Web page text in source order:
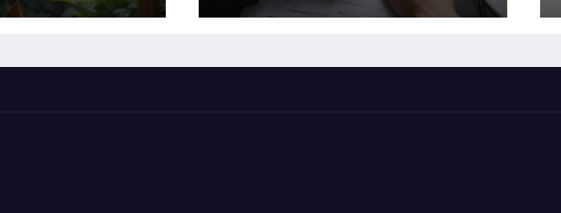
требования к